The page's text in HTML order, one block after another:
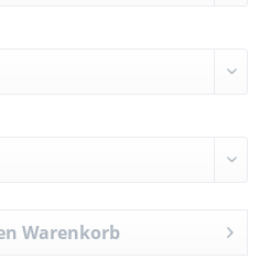
Warenkorb